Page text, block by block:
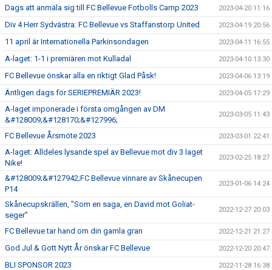
Dags att anmäla sig till FC Bellevue Fotbolls Camp 2023 2023-04-20 11:16
Div 4 Herr Sydvästra: FC Bellevue vs Staffanstorp United 2023-04-19 20:56
11 april är Internationella Parkinsondagen 2023-04-11 16:55
A-laget: 1-1 i premiären mot Kulladal 2023-04-10 13:30
FC Bellevue önskar alla en riktigt Glad Påsk! 2023-04-06 13:19
Äntligen dags för SERIEPREMIÄR 2023! 2023-04-05 17:29
A-laget imponerade i första omgången av DM
&#128009;&#128170;&#127996;
2023-03-05 11:43
FC Bellevue Årsmöte 2023 2023-03-01 22:41
A-laget: Alldeles lysande spel av Bellevue mot div 3 laget
Nike!
2023-02-25 18:27
&#128009;&#127942;FC Bellevue vinnare av Skånecupen
P14
2023-01-06 14:24
Skånecupskrällen, ”Som en saga, en David mot Goliat-
seger”
2022-12-27 20:03
FC Bellevue tar hand om din gamla gran 2022-12-21 21:27
God Jul & Gott Nytt År önskar FC Bellevue 2022-12-20 20:47
BLI SPONSOR 2023 2022-11-28 16:38